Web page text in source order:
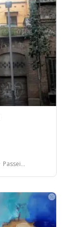
Passeig Mare de Déu del Coll, 81 - BARCELONA